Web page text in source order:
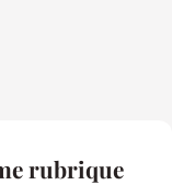
rubrique